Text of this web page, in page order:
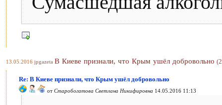
13.05.2016 jpgazeta В Киеве признали, что Крым ушёл добровольно
Re: В Киеве признали, что Крым ушёл добровольно
от Старобогатова Светлана Никифировна 14.05.2016 11:13